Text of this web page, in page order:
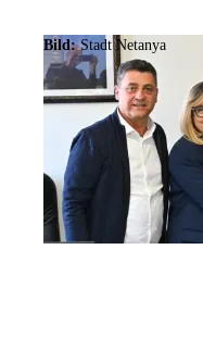
Bild: Stadt Netanya